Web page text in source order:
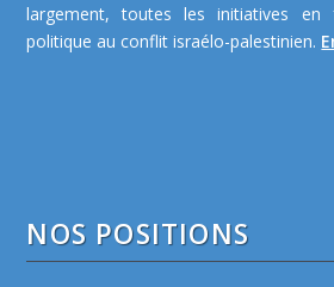
largement, toutes les initiatives en
politique au conflit israélo-palestinien.
NOS POSITIONS